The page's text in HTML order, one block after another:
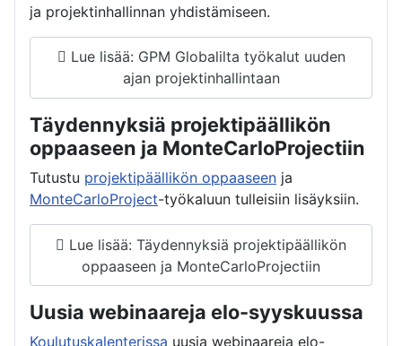
ja projektinhallinnan yhdistämiseen.
Lue lisää: GPM Globalilta työkalut uuden
ajan projektinhallintaan
Täydennyksiä projektipäällikön
oppaaseen ja MonteCarloProjectiin
Tutustu projektipäällikön oppaaseen ja
MonteCarloProject-työkaluun tulleisiin lisäyksiin.
Lue lisää: Täydennyksiä projektipäällikön
oppaaseen ja MonteCarloProjectiin
Uusia webinaareja elo-syyskuussa
Koulutuskalenterissa uusia webinaareja elo-